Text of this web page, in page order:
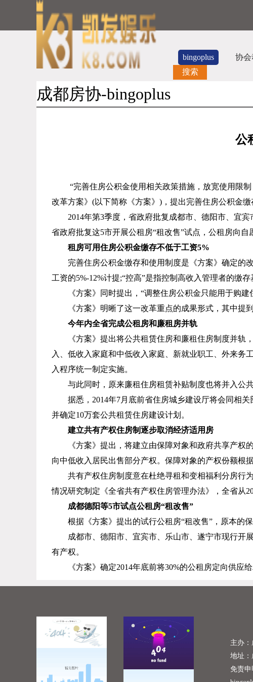
bingoplus 协
搜索
成都房协-bingoplus
公
“完善住房公积金使用相关政策措施，放宽使用限
改革方案》 (以下简称《方案》 ) ，提出完善住房公积金缴
2014年第3季度，省政府批复成都市、德阳市、宜宾
省政府批复这5市开展公租房“租改售”试点，公租房向自
租房可用住房公积金缴存不低于工资5%
完善住房公积金缴存和使用制度是《方案》确定的
工资的5%-12%计提;“控高”是指控制高收入管理者的缴
《方案》同时提出，“调整住房公积金只能用于购
《方案》明晰了这一改革重点的成果形式，其中提到
今年内全省完成公租房和廉租房并轨
《方案》提出将公共租赁住房和廉租住房制度并
入、低收入家庭和中低收入家庭、新就业职工、外来务
入程序统一制定实施。
与此同时，原来廉租住房租赁补贴制度也将并入公
据悉， 2014年7月底前省住房城乡建设厅将会同相关
并确定10万套公共租赁住房建设计划。
建立共有产权住房制逐步取消经济适用房
《方案》提出，将建立由保障对象和政府共享产
向中低收入居民出售部分产权。保障对象的产权份额根
共有产权住房制度意在杜绝寻租和变相福利分房行为
情况研究制定《全省共有产权住房管理办法》，全省从
成都德阳等5市试点公租房“租改售”
根据《方案》提出的试行公租房“租改售”，原本的
成都市、德阳市、宜宾市、乐山市、遂宁市现行开
有产权。
《方案》确定2014年底前将30%的公租房定向供应给
主办
地址：
免责